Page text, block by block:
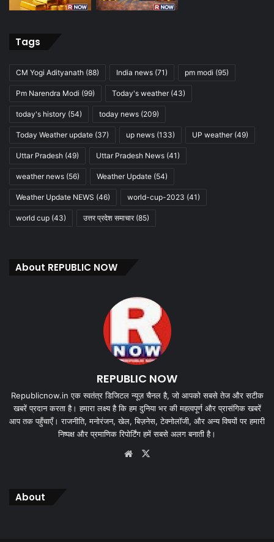
Tags
CM Yogi Adityanath (88) India news (71) pm modi (95)
Pm Narendra Modi (99) Today's weather(43)
today's history (54) today news (209)
Today Weather update (37) up news (133) UP weather(49)
Uttar Pradesh (49) Uttar Pradesh News (41)
weather news (56) Weather Update (54)
Weather Update NEWS (46) world-cup-2023 (41)
world cup (43) उत्तर प्रदेश समाचार(85)
About REPUBLIC NOW
REPUBLIC NOW
Republicnow.in एक स्वतंत्र डिजिटल न्यूज़ चैनल है, जो आपको सबसे तेज और सटीक
खबरें प्रदान करता है। हमारा लक्ष्य है कि हम दुनिया भर की महत्वपूर्ण और प्रासंगिक खबरें
आप तक पहुँचाएँ। राजनीति, मनोरंजन, खेल, बिज़नेस, टेक्नोलॉजी, और अन्य विषयों पर हमारी
निष्पक्ष और प्रमाणिक रिपोर्टिंग हमें सबसे अलग बनाती है।
Website
About